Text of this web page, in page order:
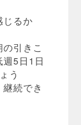
じるか
引きこ
5日1日
う
続でき